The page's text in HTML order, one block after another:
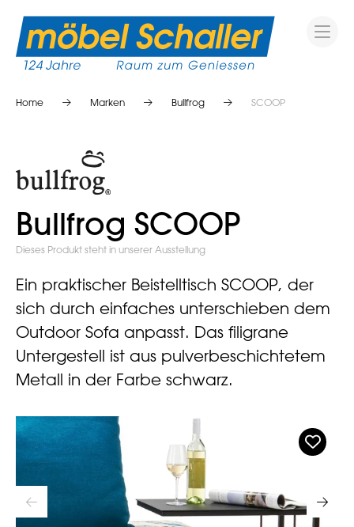
Home Marken Bullfrog SCOOP
Bullfrog SCOOP
Dieses Produkt steht in unserer Ausstellung
Ein praktischer Beistelltisch SCOOP, der
sich durch einfaches unterschieben dem
Outdoor Sofa anpasst. Das filigrane
Untergestell ist aus pulverbeschichtetem
Metall in der Farbe schwarz.